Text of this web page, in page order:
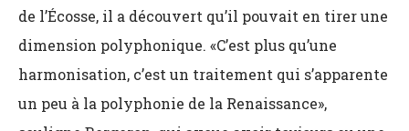
de l’Écosse, il a découvert qu’il pouvait en tirer une
dimension polyphonique. «C’est plus qu’une
harmonisation, c’est un traitement qui s’apparente
un peu à la polyphonie de la Renaissance»,